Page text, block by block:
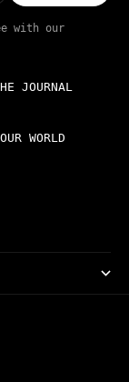
with our
JOURNAL
WORLD